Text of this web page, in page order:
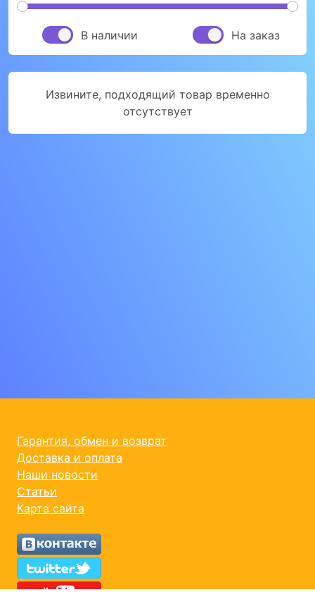
В наличии На заказ
Извините, подходящий товар временно
отсутствует
Гарантия, обмен и возврат
Доставка и оплата
Наши новости
Статьи
Карта сайта